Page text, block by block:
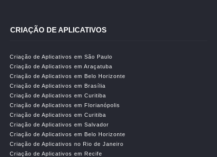
CRIAÇÃO DE APLICATIVOS
Criação de Aplicativos em São Paulo
Criação de Aplicativos em Araçatuba
Criação de Aplicativos em Belo Horizonte
Criação de Aplicativos em Brasília
Criação de Aplicativos em Curitiba
Criação de Aplicativos em Florianópolis
Criação de Aplicativos em Curitiba
Criação de Aplicativos em Salvador
Criação de Aplicativos em Belo Horizonte
Criação de Aplicativos no Rio de Janeiro
Criação de Aplicativos em Recife